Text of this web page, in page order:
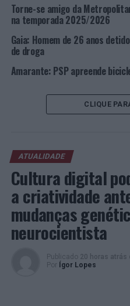
LISBOA
PSP
PRÓXIMO
Lisboa: 13 Detidos por
ofensas graves, ameaças
NÃO PERCA
Escola de Economia e
junta antigos alunos
Torne-se amigo da
na temporada 2025/2026
Gaia: Homem de 26 anos
de droga
Amarante: PSP apreende
CLIQUE
ATUALIDADE
Cultura digital
a criatividade
mudanças
neurocientista
Publicado 20 horas atrás
Por
Ígor Lopes